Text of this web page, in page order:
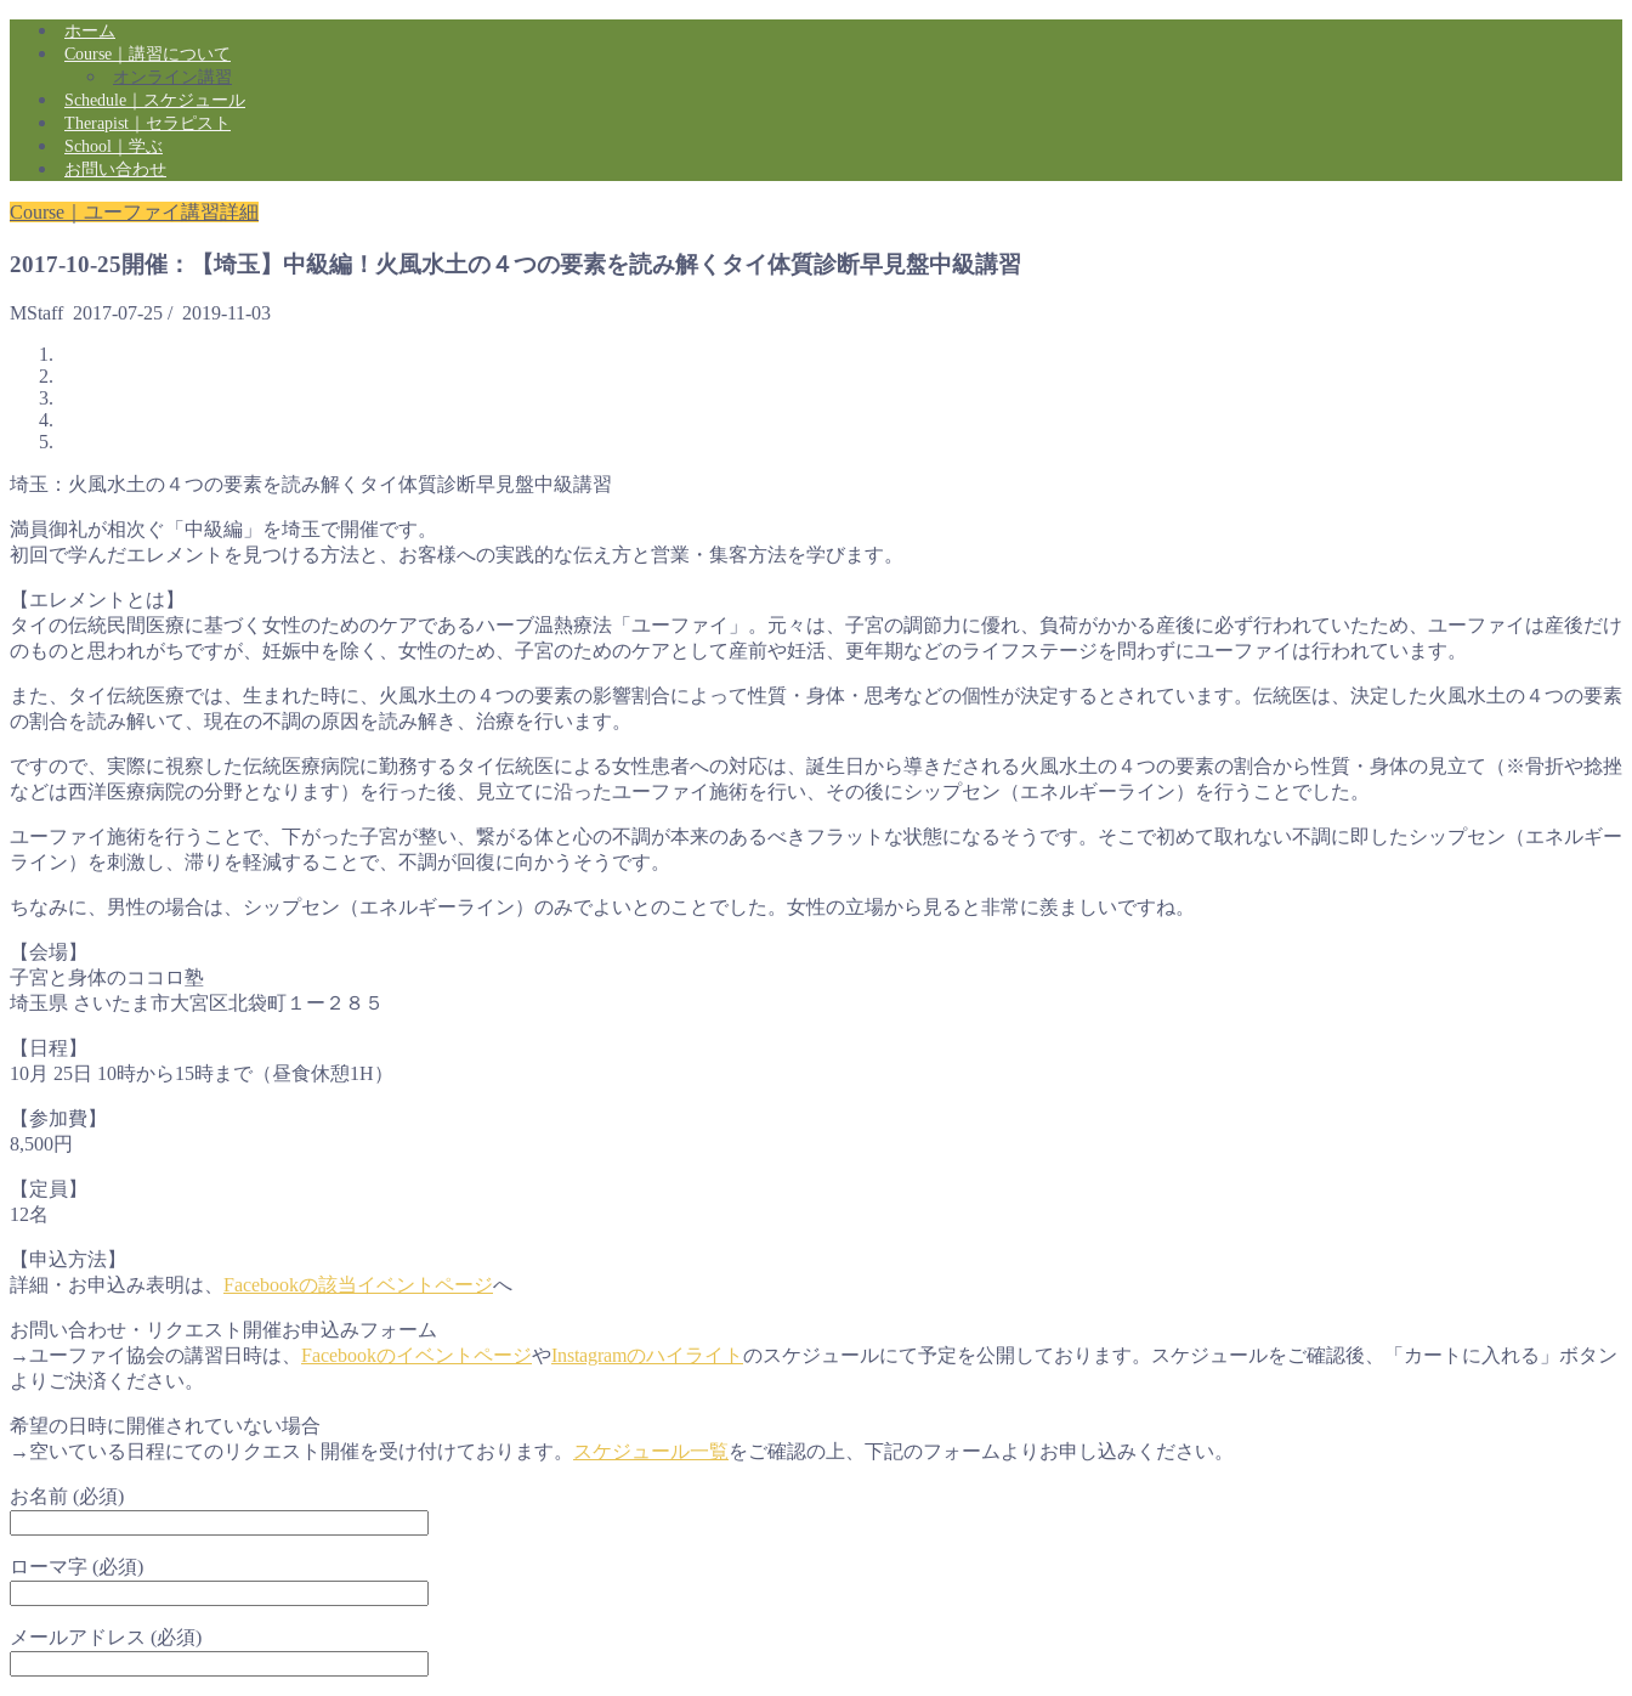
ホーム
Course｜講習について
オンライン講習
Schedule｜スケジュール
Therapist｜セラピスト
School｜学ぶ
お問い合わせ
Course｜ユーファイ講習詳細
2017-10-25開催：【埼玉】中級編！火風水土の４つの要素を読み解くタイ体質診断早見盤中級講習
MStaff 2017-07-25 / 2019-11-03
埼玉：火風水土の４つの要素を読み解くタイ体質診断早見盤中級講習
満員御礼が相次ぐ「中級編」を埼玉で開催です。
初回で学んだエレメントを見つける方法と、お客様への実践的な伝え方と営業・集客方法を学びます。
【エレメントとは】
タイの伝統民間医療に基づく女性のためのケアであるハーブ温熱療法「ユーファイ」。元々は、子宮の調節力に優れ、負荷がかかる産後に必ず行われていたため、ユーファイは産後だけ
のものと思われがちですが、妊娠中を除く、女性のため、子宮のためのケアとして産前や妊活、更年期などのライフステージを問わずにユーファイは行われています。
また、タイ伝統医療では、生まれた時に、火風水土の４つの要素の影響割合によって性質・身体・思考などの個性が決定するとされています。伝統医は、決定した火風水土の４つの要素
の割合を読み解いて、現在の不調の原因を読み解き、治療を行います。
ですので、実際に視察した伝統医療病院に勤務するタイ伝統医による女性患者への対応は、誕生日から導きだされる火風水土の４つの要素の割合から性質・身体の見立て（※骨折や捻挫
などは西洋医療病院の分野となります）を行った後、見立てに沿ったユーファイ施術を行い、その後にシップセン（エネルギーライン）を行うことでした。
ユーファイ施術を行うことで、下がった子宮が整い、繋がる体と心の不調が本来のあるべきフラットな状態になるそうです。そこで初めて取れない不調に即したシップセン（エネルギー
ライン）を刺激し、滞りを軽減することで、不調が回復に向かうそうです。
ちなみに、男性の場合は、シップセン（エネルギーライン）のみでよいとのことでした。女性の立場から見ると非常に羨ましいですね。
【会場】
子宮と身体のココロ塾
埼玉県 さいたま市大宮区北袋町１ー２８５
【日程】
10月 25日 10時から15時まで（昼食休憩1H）
【参加費】
8,500円
【定員】
12名
【申込方法】
詳細・お申込み表明は、 Facebookの該当イベントページへ
お問い合わせ・リクエスト開催お申込みフォーム
→ユーファイ協会の講習日時は、 FacebookのイベントページやInstagramのハイライト のスケジュールにて予定を公開しております。スケジュールをご確認後、「カートに入れる」ボタン
よりご決済ください。
希望の日時に開催されていない場合
→空いている日程にてのリクエスト開催を受け付けております。 スケジュール一覧をご確認の上、下記のフォームよりお申し込みください。
お名前 (必須)
ローマ字 (必須)
メールアドレス (必須)